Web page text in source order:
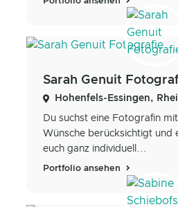
Sarah Genuit
Hohenfels-Essingen,
Du suchst eine Fotografin
Wünsche berücksichtigt und
euch ganz individuell...
Portfolio ansehen